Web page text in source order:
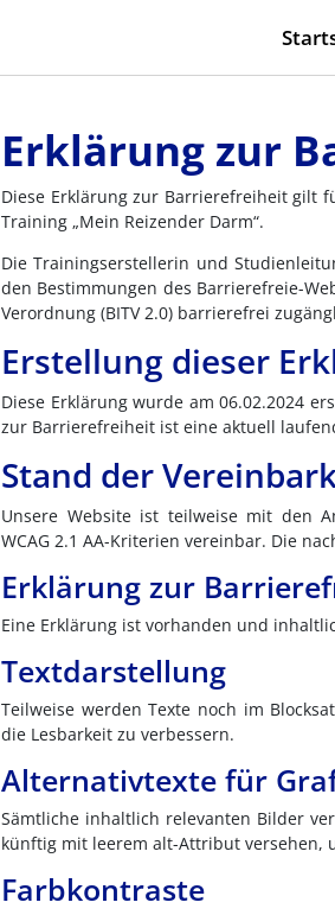
Erklärung zur
Diese Erklärung zur Barrierefreiheit gilt
Training „Mein Reizender Darm“.
Die Trainingserstellerin und
den Bestimmungen des Barrierefreie-
Verordnung (BITV 2.0) barrierefrei
Erstellung dieser
Diese Erklärung wurde am 06.02.2024
zur Barrierefreiheit ist eine aktuell
Stand der
Unsere Website ist teilweise mit den
WCAG 2.1 AA-Kriterien vereinbar. Die
Erklärung zur
Eine Erklärung ist vorhanden und
Textdarstellung
Teilweise werden Texte noch im
die Lesbarkeit zu verbessern.
Alternativtexte für
Sämtliche inhaltlich relevanten Bilder
künftig mit leerem alt-Attribut versehen,
Farbkontraste